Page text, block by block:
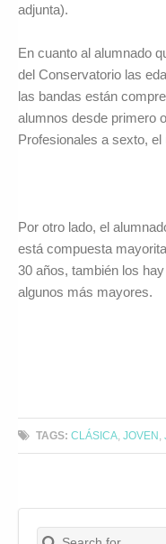
adjunta).
En cuanto al alumnado
del Conservatorio las
las bandas están
alumnos desde primero
Profesionales a sexto,
Por otro lado, el
está compuesta
30 años, también los
algunos más mayores.
TAGS: CLÁSICA ,JOVEN ,
Search for:
Buscar